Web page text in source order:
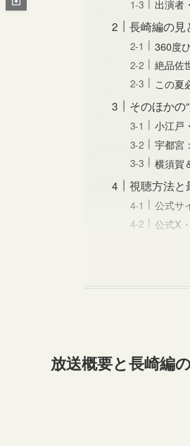
出演者
長崎編の見
360度
絶品佐
この夏
そのほかの
小江戸
宇都宮
横須賀
視聴方法と
公式サ
公式X
放送概要と長崎編